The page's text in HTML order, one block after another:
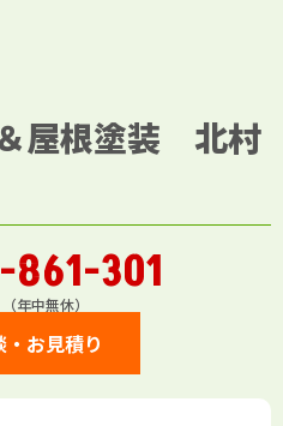
屋根塗装 北村
861-301
年中無休）
・お見積り